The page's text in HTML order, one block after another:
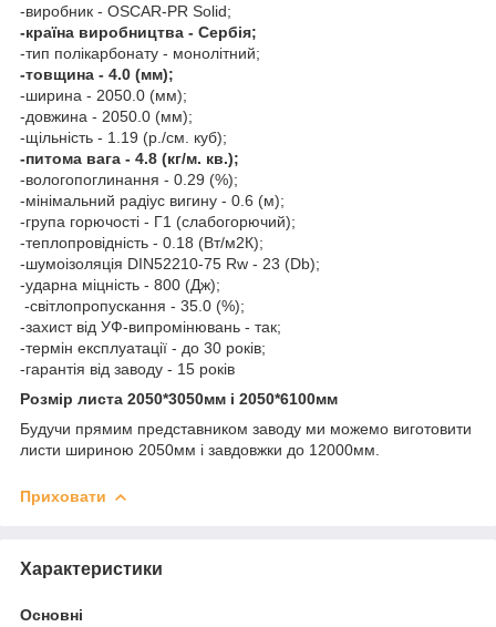
-виробник - OSCAR-PR Solid;
-країна виробництва - Сербія;
-тип полікарбонату - монолітний;
-товщина - 4.0 (мм);
-ширина - 2050.0 (мм);
-довжина - 2050.0 (мм);
-щільність - 1.19 (р./см. куб);
-питома вага - 4.8 (кг/м. кв.);
-вологопоглинання - 0.29 (%);
-мінімальний радіус вигину - 0.6 (м);
-група горючості - Г1 (слабогорючий);
-теплопровідність - 0.18 (Вт/м2К);
-шумоізоляція DIN52210-75 Rw - 23 (Db);
-ударна міцність - 800 (Дж);
-світлопропускання - 35.0 (%);
-захист від УФ-випромінювань - так;
-термін експлуатації - до 30 років;
-гарантія від заводу - 15 років
Розмір листа 2050*3050мм і 2050*6100мм
Будучи прямим представником заводу ми можемо виготовити
листи шириною 2050мм і завдовжки до 12000мм.
Приховати
Характеристики
Основні